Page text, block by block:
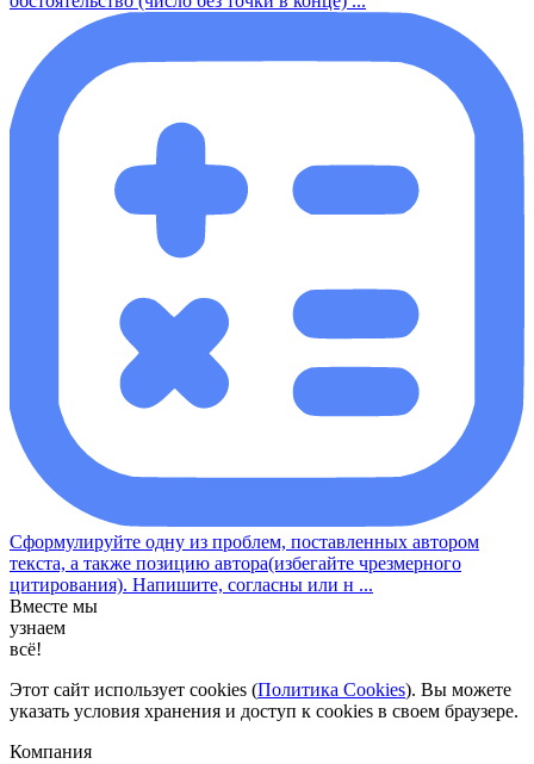
Сформулируйте одну из проблем, поставленных автором
текста, а также позицию автора(избегайте чрезмерного
цитирования). Напишите, согласны или н ...
Вместе мы
узнаем
всё!
Этот сайт использует cookies (Политика Cookies). Вы можете
указать условия хранения и доступ к cookies в своем браузере.
Компания